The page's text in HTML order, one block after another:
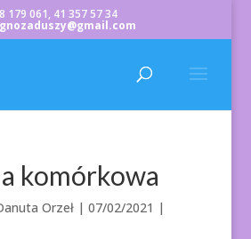
179 061, 41 357 57 34
komórkowa
Orzeł| 07/02/2021 |